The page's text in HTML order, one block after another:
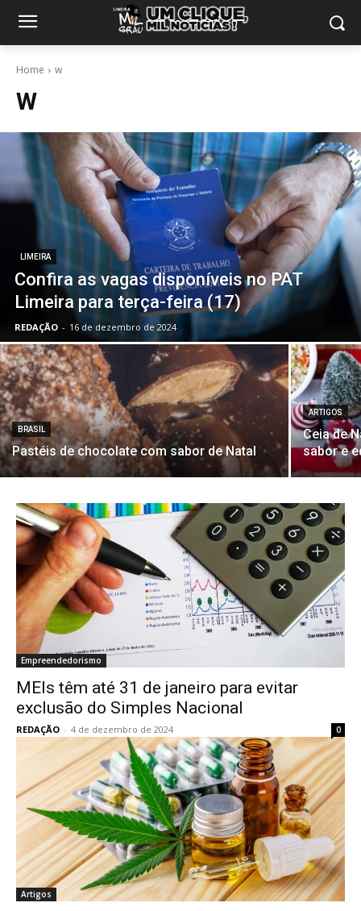
Home w
W
LIMEIRA
Confira as vagas disponíveis no PAT
Limeira para terça-feira (17)
REDAÇÃO - 16 de dezembro de 2024
BRASIL
Pastéis de chocolate com sabor de Natal
ARTIGOS
Ceia de
sabor e
Empreendedorismo
MEIs têm até 31 de janeiro para evitar
exclusão do Simples Nacional
REDAÇÃO - 4 de dezembro de 2024 0
Artigos